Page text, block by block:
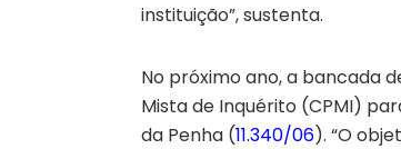
instituição”, sustenta.
No próximo ano, a bancada
Mista de Inquérito (CPMI)
da Penha (11.340/06). “O